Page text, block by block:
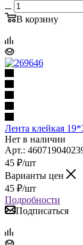
В корзину
Лента клейкая
Нет в наличии
Арт.:
45 ₽/шт
Варианты цен
45 ₽/шт
Подробности
Подписаться